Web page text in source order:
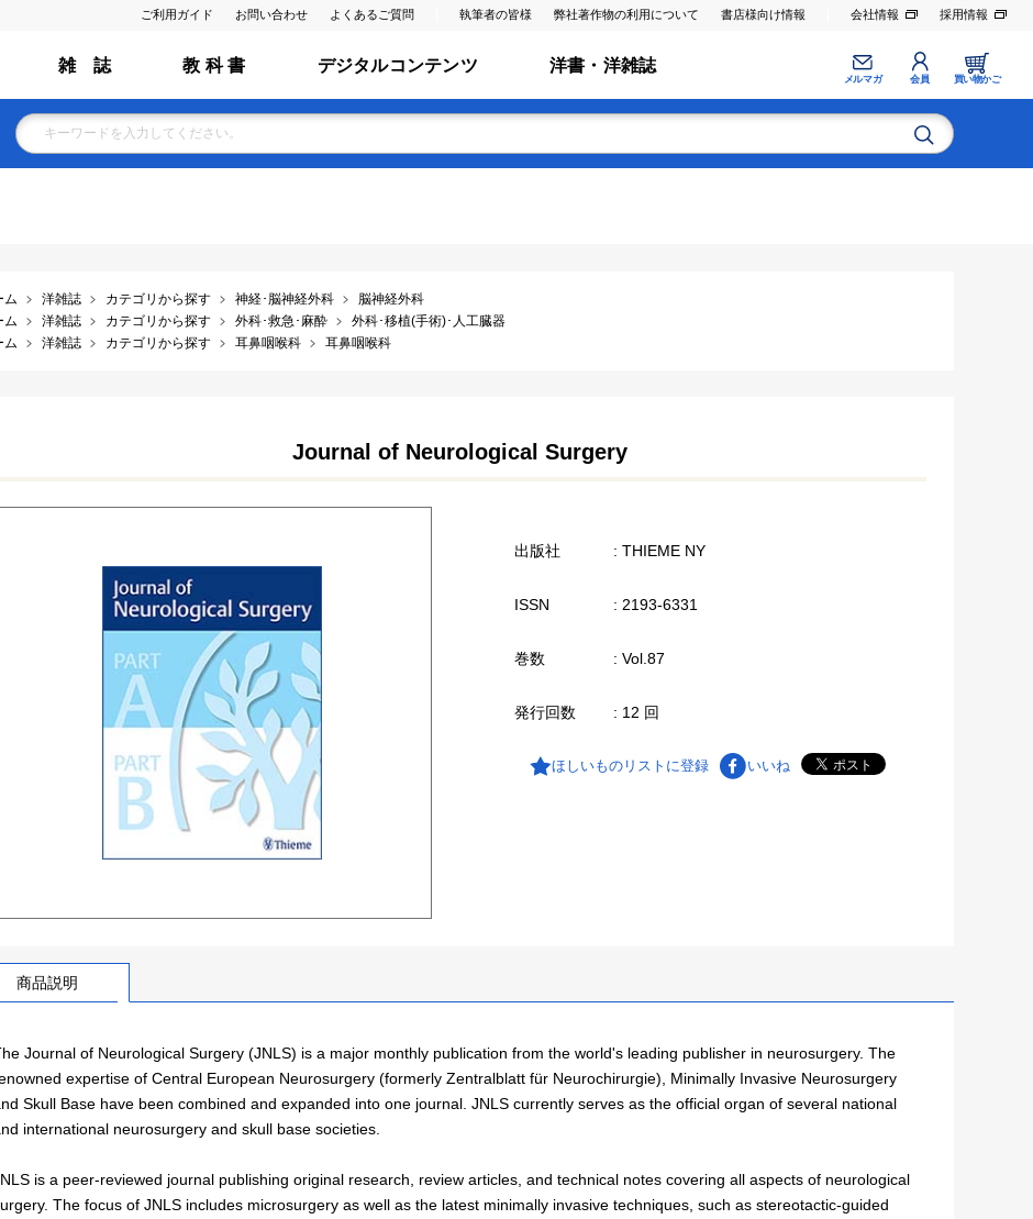
ご利用ガイド お問い合わせ よくあるご質問 執筆者の皆様 弊社著作物の利用について 書店様向け情報 会社情報 採用情報
雑 誌 教 科 書 デジタルコンテンツ 洋書・洋雑誌
メルマガ 会員 買い物かご
ム 洋雑誌 カテゴリから探す 神経･脳神経外科
脳神経外科
ム
洋雑誌 カテゴリから探す 外科･救急･麻酔
外科･移植(手術)･人工臓器
ム
洋雑誌 カテゴリから探す 耳鼻咽喉科 耳鼻咽喉科
Journal of Neurological Surgery
出版社 : THIEME NY
ISSN : 2193-6331
巻数 : Vol.87
発行回数 : 12 回
ほしいものリストに登録 いいね
商品説明
Journal of Neurological Surgery (JNLS) is a major monthly publication from the world's leading publisher in neurosurgery. The
expertise of Central European Neurosurgery (formerly Zentralblatt für Neurochirurgie), Minimally Invasive Neurosurgery
Skull Base have been combined and expanded into one journal. JNLS currently serves as the official organ of several national
international neurosurgery and skull base societies.
is a peer-reviewed journal publishing original research, review articles, and technical notes covering all aspects of neurological
The focus of JNLS includes microsurgery as well as the latest minimally invasive techniques, such as stereotactic-guided